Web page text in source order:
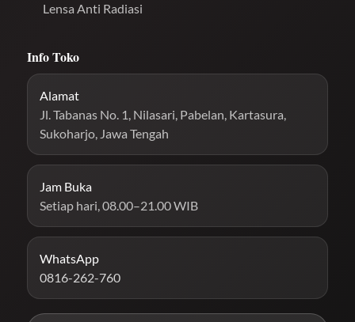
Lensa Anti Radiasi
Info Toko
Alamat
Jl. Tabanas No. 1, Nilasari, Pabelan, Kartasura,
Sukoharjo, Jawa Tengah
Jam Buka
Setiap hari, 08.00–21.00 WIB
WhatsApp
0816-262-760